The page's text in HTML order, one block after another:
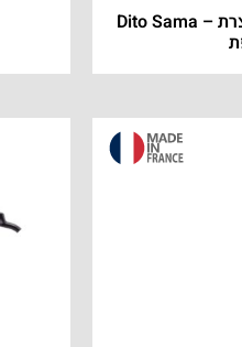
מעבד מזון 7 ליטר דגם K70 תוצרת Dito Sama –